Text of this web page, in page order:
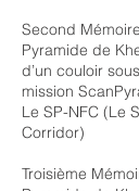
Second
Pyramide de
d’un couloir
mission
Le SP-NFC (Le
Corridor)
Troisième